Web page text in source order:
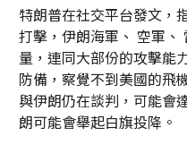
特朗普在社交平台發文，
打擊，伊朗海軍、 空軍、
量，連同大部份的攻擊能
防備，察覺不到美國的飛
與伊朗仍在談判，可能會
朗可能會舉起白旗投降。